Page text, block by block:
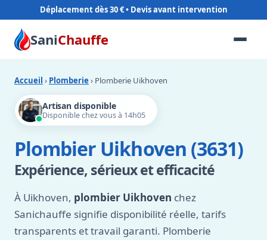
Déplacement dès 30 €
SaniChauffe
Accueil › Plomberie › Plomberie Uikhoven
Artisan disponible
Disponible chez vous à 14h05
Plombier Uikhoven (3631)
Expérience, sérieux et efficacité
À Uikhoven, plombier Uikhoven chez
Sanichauffe signifie disponibilité réelle, tarifs
transparents et travail garanti. Plomberie